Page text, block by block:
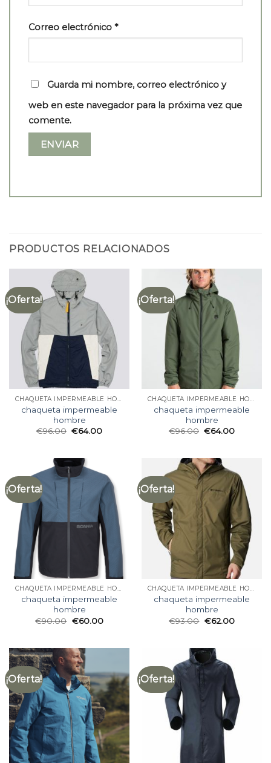
Correo electrónico *
Guarda mi nombre, correo electrónico y
web en este navegador para la próxima vez que
comente.
PRODUCTOS RELACIONADOS
¡Oferta!
CHAQUETA IMPERMEABLE HOMBRE
chaqueta impermeable
hombre
€96.00 €64.00
¡Oferta!
CHAQUETA IMPERMEABLE HOMBRE
chaqueta impermeable
hombre
€96.00 €64.00
¡Oferta!
CHAQUETA IMPERMEABLE HOMBRE
chaqueta impermeable
hombre
€90.00 €60.00
¡Oferta!
CHAQUETA IMPERMEABLE HOMBRE
chaqueta impermeable
hombre
€93.00 €62.00
¡Oferta! ¡Oferta!